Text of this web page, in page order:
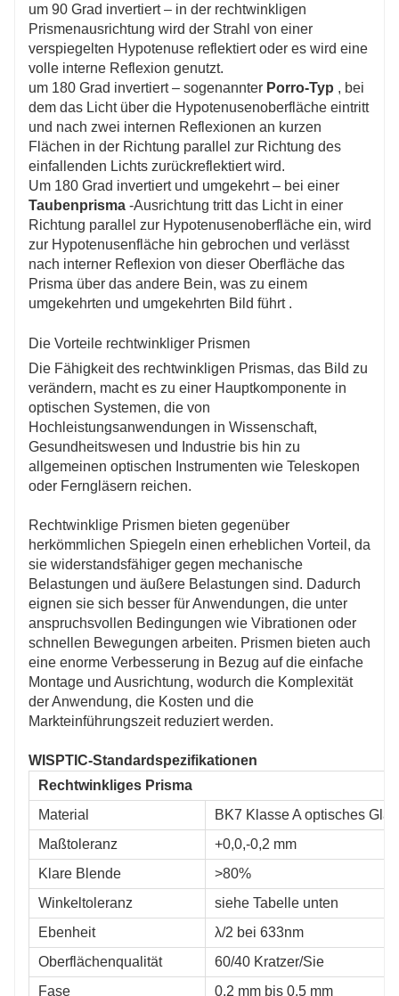
um 90 Grad invertiert – in der rechtwinkligen
Prismenausrichtung wird der Strahl von einer
verspiegelten Hypotenuse reflektiert oder es wird eine
volle interne Reflexion genutzt.
um 180 Grad invertiert – sogenannter Porro-Typ , bei
dem das Licht über die Hypotenusenoberfläche eintritt
und nach zwei internen Reflexionen an kurzen
Flächen in der Richtung parallel zur Richtung des
einfallenden Lichts zurückreflektiert wird.
Um 180 Grad invertiert und umgekehrt – bei einer
Taubenprisma -Ausrichtung tritt das Licht in einer
Richtung parallel zur Hypotenusenoberfläche ein, wird
zur Hypotenusenfläche hin gebrochen und verlässt
nach interner Reflexion von dieser Oberfläche das
Prisma über das andere Bein, was zu einem
umgekehrten und umgekehrten Bild führt .
Die Vorteile rechtwinkliger Prismen
Die Fähigkeit des rechtwinkligen Prismas, das Bild zu
verändern, macht es zu einer Hauptkomponente in
optischen Systemen, die von
Hochleistungsanwendungen in Wissenschaft,
Gesundheitswesen und Industrie bis hin zu
allgemeinen optischen Instrumenten wie Teleskopen
oder Ferngläsern reichen.
Rechtwinklige Prismen bieten gegenüber
herkömmlichen Spiegeln einen erheblichen Vorteil, da
sie widerstandsfähiger gegen mechanische
Belastungen und äußere Belastungen sind. Dadurch
eignen sie sich besser für Anwendungen, die unter
anspruchsvollen Bedingungen wie Vibrationen oder
schnellen Bewegungen arbeiten. Prismen bieten auch
eine enorme Verbesserung in Bezug auf die einfache
Montage und Ausrichtung, wodurch die Komplexität
der Anwendung, die Kosten und die
Markteinführungszeit reduziert werden.
WISPTIC-Standardspezifikationen
Rechtwinkliges Prisma
Material
BK7 Klasse A optisches
Maßtoleranz
+0,0,-0,2 mm
Klare Blende
>80%
Winkeltoleranz
siehe Tabelle unten
Ebenheit
λ/2 bei 633nm
Oberflächenqualität
60/40 Kratzer/Sie
Fase
0,2 mm bis 0,5 mm